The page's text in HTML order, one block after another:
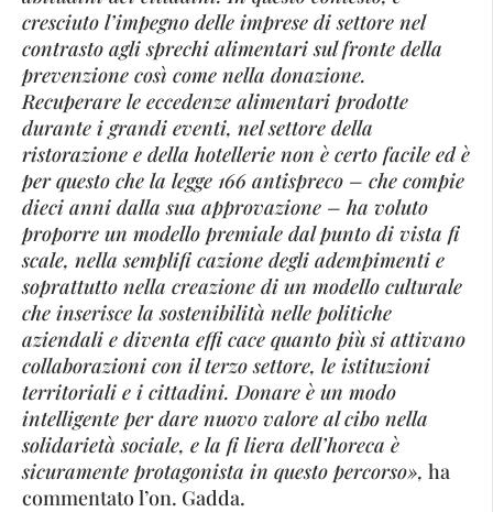
cresciuto l’impegno delle imprese di settore nel
contrasto agli sprechi alimentari sul fronte della
prevenzione così come nella donazione.
Recuperare le eccedenze alimentari prodotte
durante i grandi eventi, nel settore della
ristorazione e della hotellerie non è certo facile ed è
per questo che la legge 166 antispreco – che compie
dieci anni dalla sua approvazione – ha voluto
proporre un modello premiale dal punto di vista fi
scale, nella semplifi cazione degli adempimenti e
soprattutto nella creazione di un modello culturale
che inserisce la sostenibilità nelle politiche
aziendali e diventa effi cace quanto più si attivano
collaborazioni con il terzo settore, le istituzioni
territoriali e i cittadini. Donare è un modo
intelligente per dare nuovo valore al cibo nella
solidarietà sociale, e la fi liera dell’horeca è
sicuramente protagonista in questo percorso», ha
commentato l’on. Gadda.